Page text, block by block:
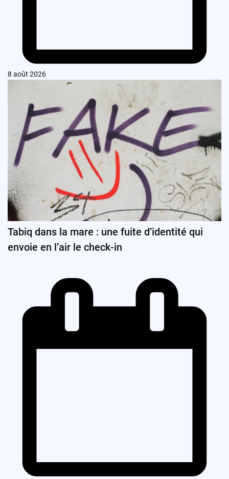
8 août 2026
Tabiq dans la mare : une fuite d’identité qui
envoie en l’air le check-in